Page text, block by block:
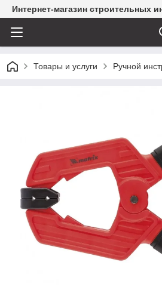
Интернет-магазин строительных
Товары и услуги Ручной